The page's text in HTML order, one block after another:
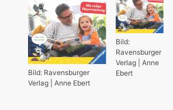
Bild:
Ravensburger
Verlag | Anne
Ebert
Bild: Ravensburger
Verlag | Anne Ebert